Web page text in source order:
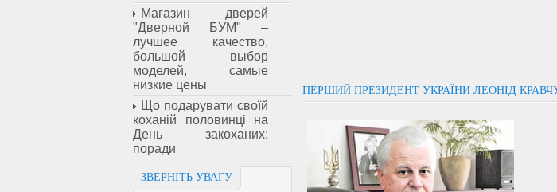
Магазин дверей
"Дверной БУМ" –
лучшее качество,
большой выбор
моделей, самые
низкие цены
Що подарувати своїй
коханій половинці на
День закоханих:
поради
ЗВЕРНІТЬ УВАГУ
ПЕРШИЙ ПРЕЗИДЕНТ УКРАЇНИ ЛЕОНІД